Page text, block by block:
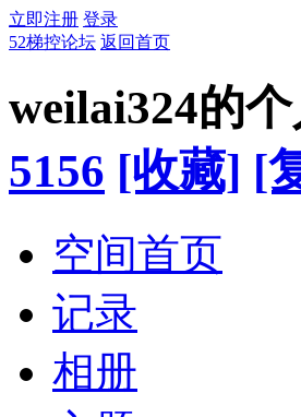
立即注册 登录
52梯控论坛 返回首页
weilai324的
5156 [收藏] [
空间首页
记录
相册